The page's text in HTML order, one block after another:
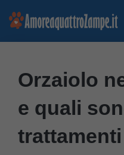
Vai
Orzaiolo
e quali